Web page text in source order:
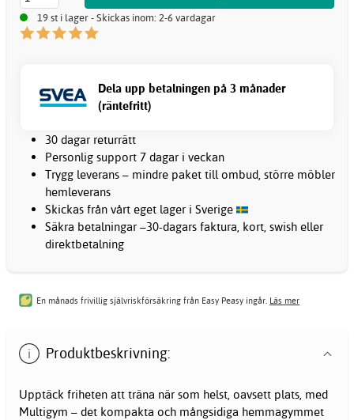
19 st i lager - Skickas inom: 2-6 vardagar
Dela upp betalningen på 3 månader
(räntefritt)
30 dagar returrätt
Personlig support 7 dagar i veckan
Trygg leverans – mindre paket till ombud, större möbler
hemleverans
Skickas från vårt eget lager i Sverige
Säkra betalningar –30-dagars faktura, kort, swish eller
direktbetalning
En månads frivillig självriskförsäkring från Easy Peasy ingår. Läs mer
Produktbeskrivning:
Upptäck friheten att träna när som helst, oavsett plats, med
Multigym – det kompakta och mångsidiga hemmagymmet